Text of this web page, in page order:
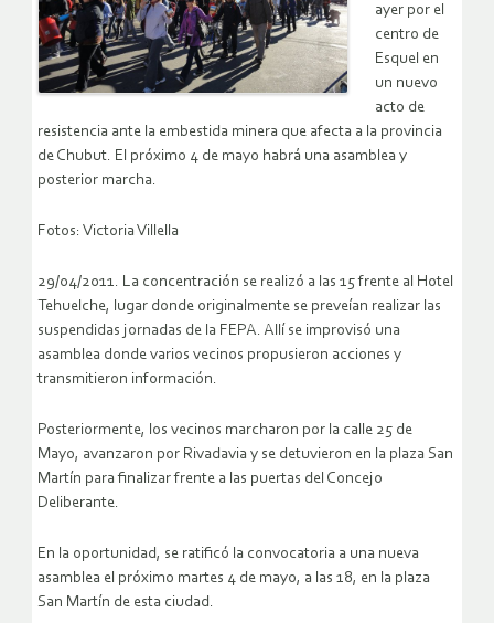
ayer por el
centro de
Esquel en
un nuevo
acto de
resistencia ante la embestida minera que afecta a la provincia
de Chubut. El próximo 4 de mayo habrá una asamblea y
posterior marcha.
Fotos: Victoria Villella
29/04/2011. La concentración se realizó a las 15 frente al Hotel
Tehuelche, lugar donde originalmente se preveían realizar las
suspendidas jornadas de la FEPA. Allí se improvisó una
asamblea donde varios vecinos propusieron acciones y
transmitieron información.
Posteriormente, los vecinos marcharon por la calle 25 de
Mayo, avanzaron por Rivadavia y se detuvieron en la plaza San
Martín para finalizar frente a las puertas del Concejo
Deliberante.
En la oportunidad, se ratificó la convocatoria a una nueva
asamblea el próximo martes 4 de mayo, a las 18, en la plaza
San Martín de esta ciudad.